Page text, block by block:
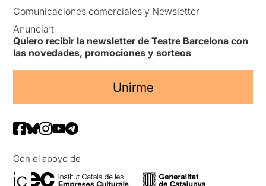
Comunicaciones comerciales y Newsletter
Anuncia’t
Quiero recibir la newsletter de Teatre Barcelona con
las novedades, promociones y sorteos
Unirme
Con el apoyo de